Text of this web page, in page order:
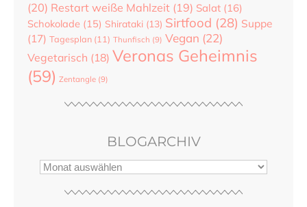
(20) Restart weiße Mahlzeit (19) Salat (16)
Schokolade (15) Shirataki (13) Sirtfood (28) Suppe
(17) Tagesplan (11) Thunfisch (9) Vegan (22)
Vegetarisch (18) Veronas Geheimnis
(59) Zentangle (9)
BLOGARCHIV